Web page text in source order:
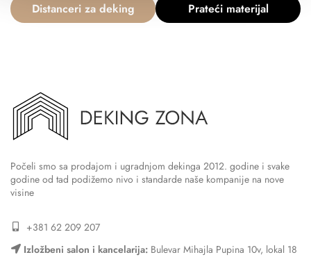
Distanceri za deking Prateći materijal
Počeli smo sa prodajom i ugradnjom dekinga 2012. godine i svake
godine od tad podižemo nivo i standarde naše kompanije na nove
visine
+381 62 209 207
Izložbeni salon i kancelarija: Bulevar Mihajla Pupina 10v, lokal 18